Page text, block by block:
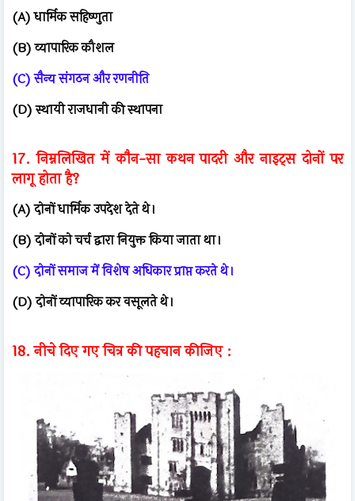
(A) धार्मिक सहिष्णुता
(B) व्यापारिक कौशल
(C) सैन्य संगठन और रणनीति
(D) स्थायी राजधानी की स्थापना
17. निम्नलिखित में कौन-सा कथन पादरी और नाइट्स दोनों पर
लागू होता है?
(A) दोनों धार्मिक उपदेश देते थे।
(B) दोनों को चर्च द्वारा नियुक्त किया जाता था।
(C) दोनों समाज में विशेष अधिकार प्राप्त करते थे।
(D) दोनों व्यापारिक कर वसूलते थे।
18. नीचे दिए गए चित्र की पहचान कीजिए :